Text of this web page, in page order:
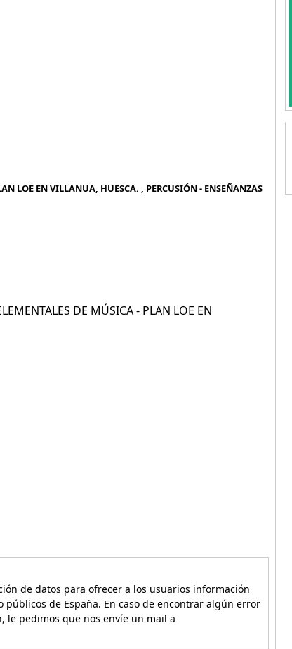
LOE EN VILLANUA, HUESCA. , PERCUSIÓN - ENSEÑANZAS
DE MÚSICA - PLAN LOE EN
de datos para ofrecer a los usuarios información
de España. En caso de encontrar algún error
le pedimos que nos envíe un mail a